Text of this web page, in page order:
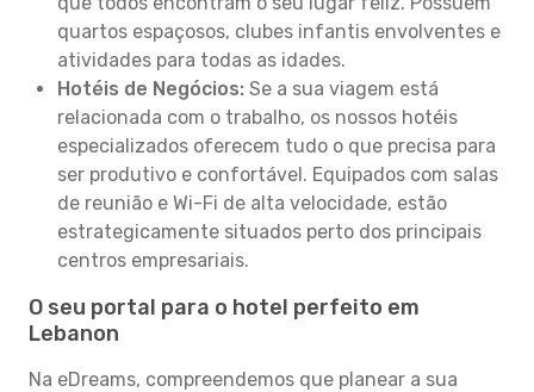
quartos espaçosos, clubes infantis envolventes e
atividades para todas as idades.
Hotéis de Negócios: Se a sua viagem está
relacionada com o trabalho, os nossos hotéis
especializados oferecem tudo o que precisa para
ser produtivo e confortável. Equipados com salas
de reunião e Wi-Fi de alta velocidade, estão
estrategicamente situados perto dos principais
centros empresariais.
O seu portal para o hotel perfeito em
Lebanon
Na eDreams, compreendemos que planear a sua